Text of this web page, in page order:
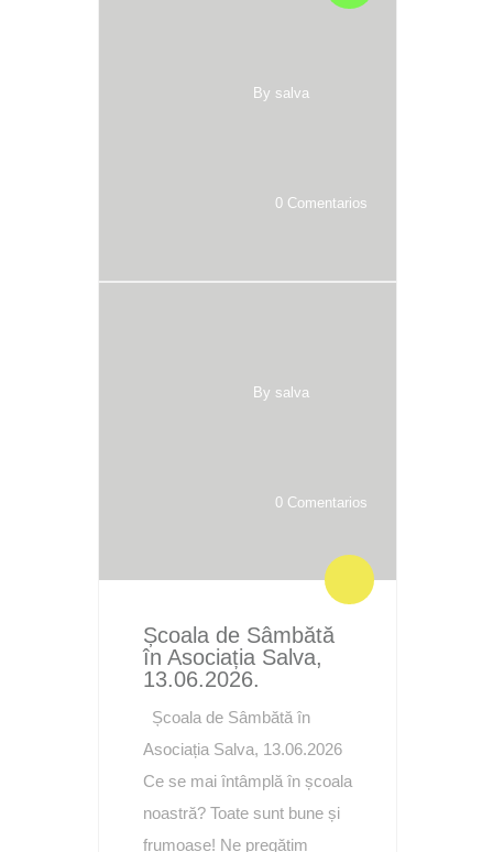
By salva
0 Comentarios
By salva
0 Comentarios
Școala de Sâmbătă
în Asociația Salva,
13.06.2026.
Școala de Sâmbătă în
Asociația Salva, 13.06.2026
Ce se mai întâmplă în școala
noastră? Toate sunt bune și
frumoase! Ne pregătim